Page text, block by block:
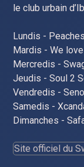
le club urbain
Lundis - Peaches
Mardis - We
Mercredis -
Jeudis - Soul 2
Vendredis -
Samedis -
Dimanches -
Site officiel du